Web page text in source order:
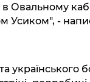
Усиком", -
українського